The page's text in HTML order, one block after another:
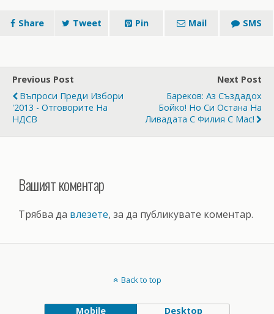
Share Tweet Pin Mail SMS
Previous Post
Въпроси Преди Избори
'2013 - Отговорите На
НДСВ
Next Post
Бареков: Аз Създадох
Бойко! Но Си Остана На
Ливадата С Филия С Мас!
Вашият коментар
Трябва да влезете, за да публикувате коментар.
Back to top
Mobile Desktop